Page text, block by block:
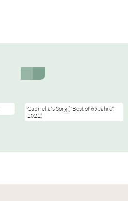
Youtube-Videos werden
Mehr Infos in unserer
Datenschutzerklärung
Gabriella's Song ("Best of 65 Jahre",
2022)